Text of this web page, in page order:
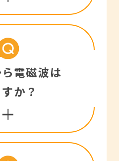
池品番（パ
でも判別可
あることを
い。
け型補聴器
なものを除
防水仕様と
す。耳あな
防水仕様の
電磁波は
か？